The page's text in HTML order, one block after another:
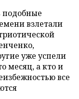
подобные
взлетали
уже успели
месяц, а кто и
все